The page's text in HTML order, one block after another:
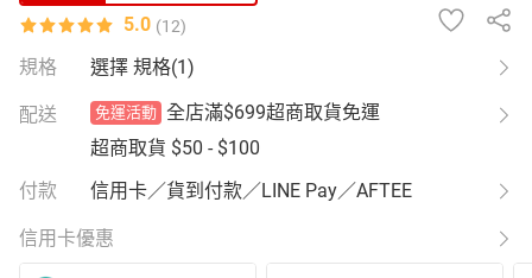
5.0 (12)
規格 選擇 規格(1)
配送 免運活動 全店滿$699超商取貨免運
超商取貨 $50 - $100
付款
信用卡／貨到付款／LINE Pay／AFTEE
信用卡優惠